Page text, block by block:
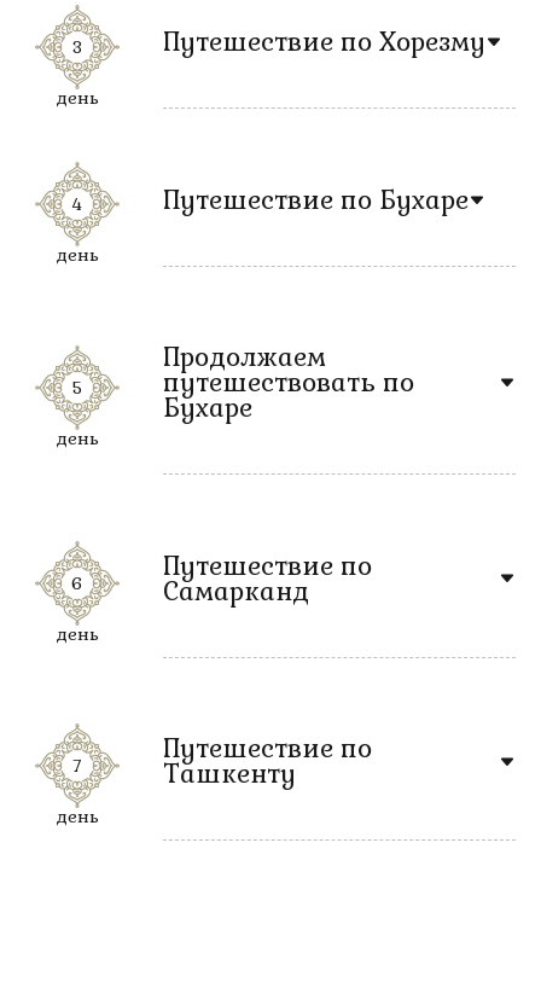
3
день
Путешествие по Хорезму
4
день
Путешествие по Бухаре
5
день
Продолжаем
путешествовать по
Бухаре
6
день
Путешествие по
Самарканд
7
день
Путешествие по
Ташкенту